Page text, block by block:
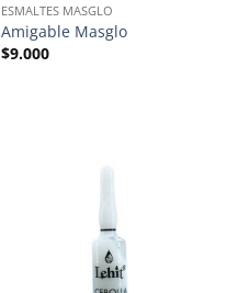
ESMALTES MASGLO
Amigable Masglo
$9.000